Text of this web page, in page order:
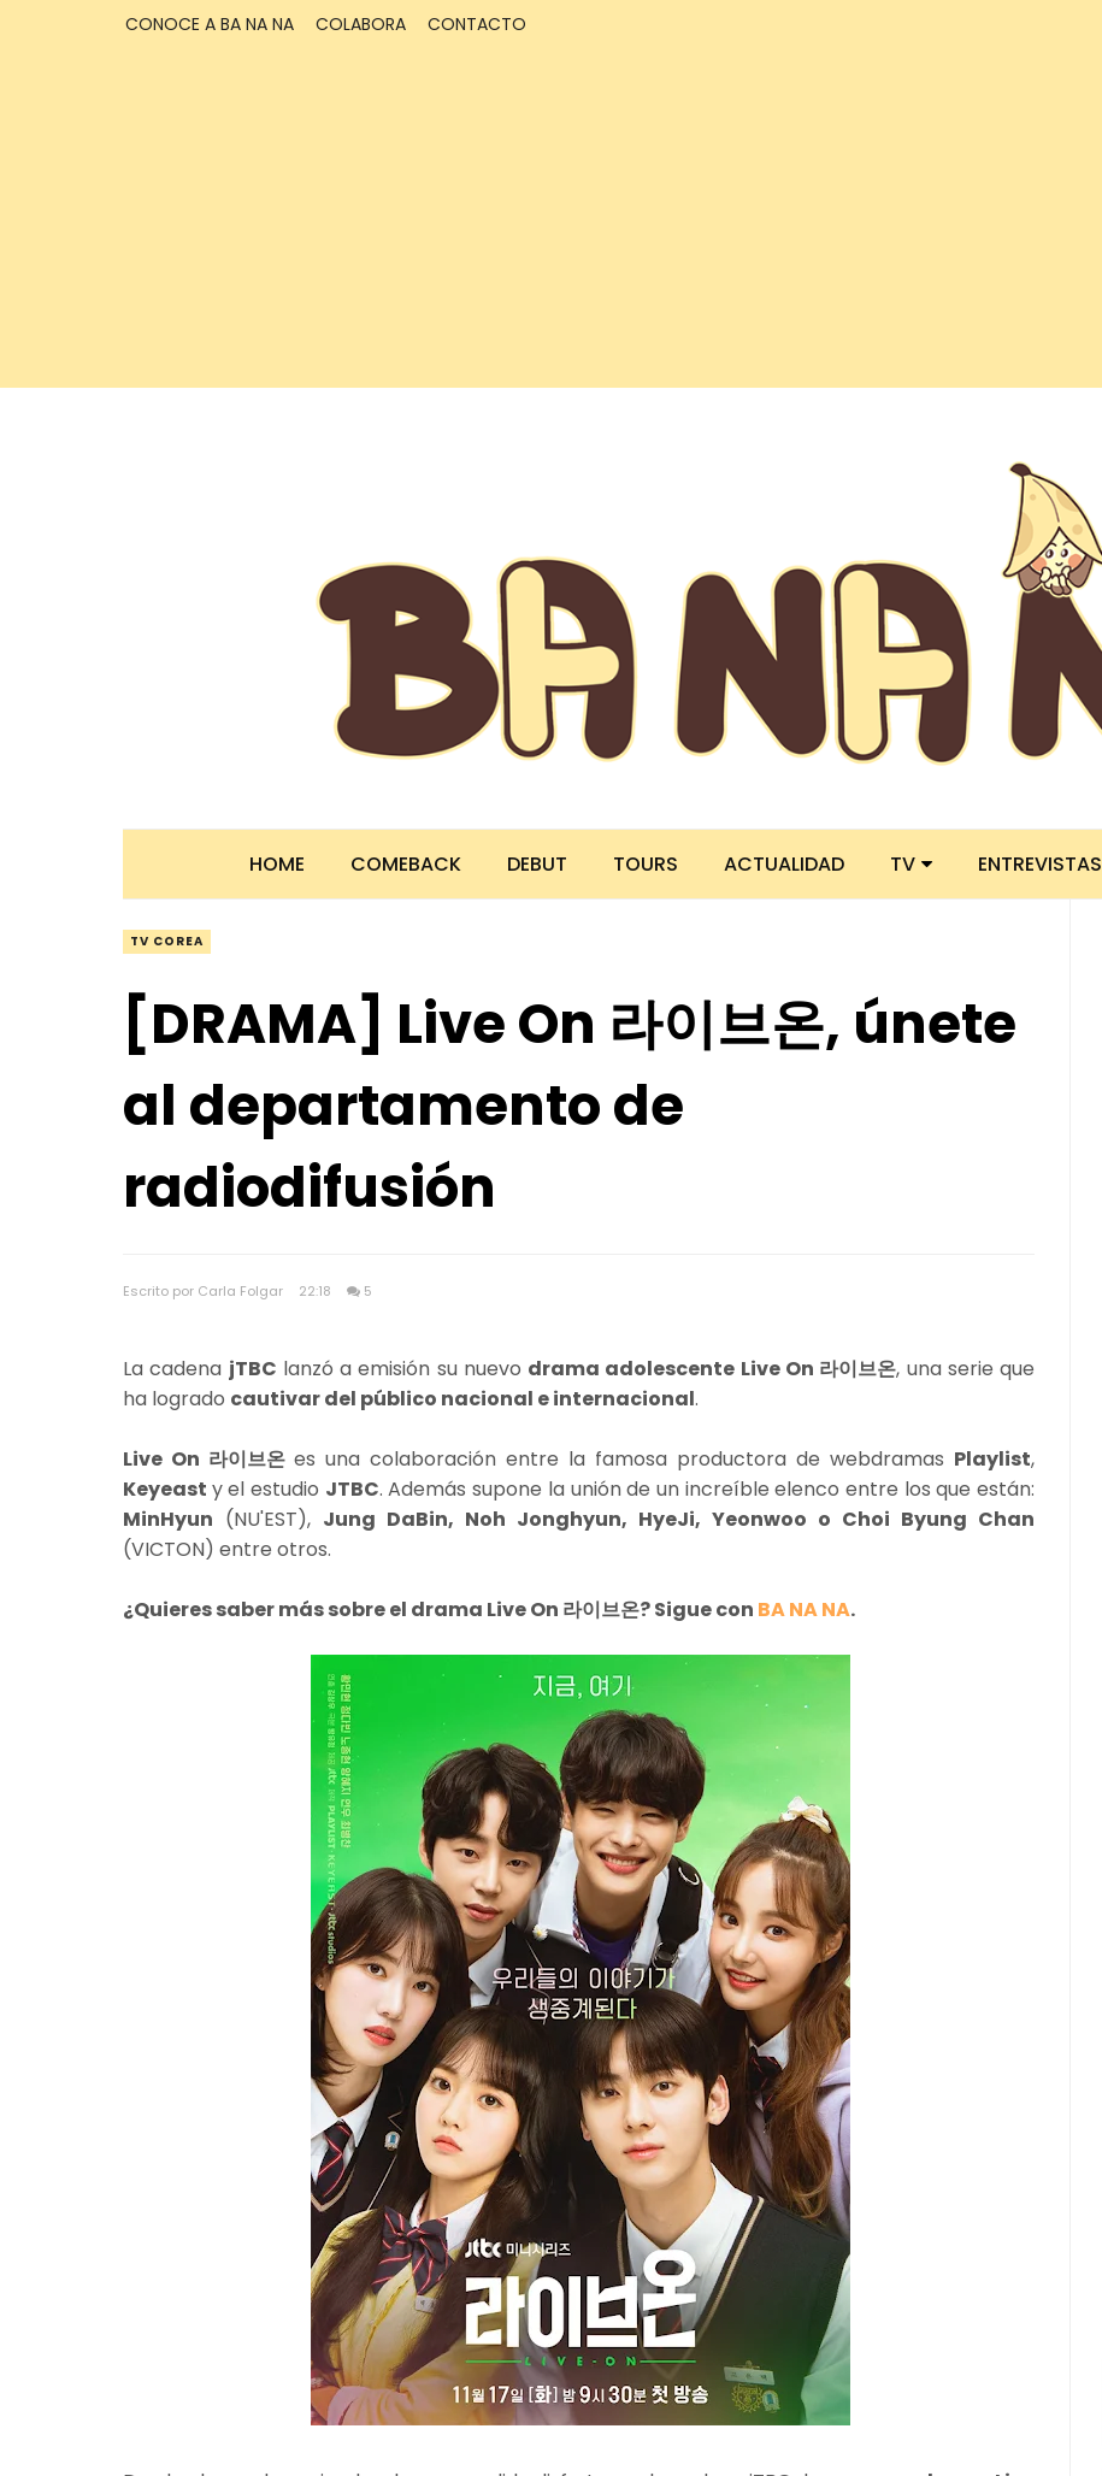
CONOCE A BA NA NA COLABORA CONTACTO
HOME COMEBACK DEBUT TOURS ACTUALIDAD TV ENTREVISTAS
TV COREA
[DRAMA] Live On 라이브온, únete
al departamento de
radiodifusión
Escrito por Carla Folgar 22:18 5
La cadena jTBC lanzó a emisión su nuevo drama adolescente Live On 라이브온, una serie que
ha logrado cautivar del público nacional e internacional.
Live On 라이브온es una colaboración entre la famosa productora de webdramas Playlist,
Keyeast y el estudio JTBC. Además supone la unión de un increíble elenco entre los que están:
MinHyun (NU'EST), Jung DaBin, Noh Jonghyun, HyeJi, Yeonwoo o Choi Byung Chan
(VICTON) entre otros.
¿Quieres saber más sobre el drama Live On 라이브온? Sigue con BA NA NA.